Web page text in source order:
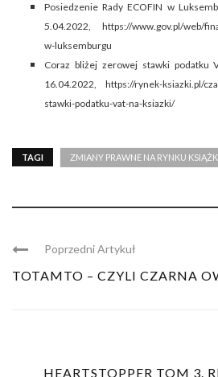
Posiedzenie Rady ECOFIN w
5.04.2022, https://www.gov.pl/web/
w-luksemburgu
Coraz bliżej zerowej stawki podatku
16.04.2022, https://rynek-ksiazki.pl/
stawki-podatku-vat-na-ksiazki/
TAGI ZMIANY PRAWNE NA RYNKU
Poprzedni Artykuł
TOTAMTO – CZYLI CZARNA
HEARTSTOPPER TOM 3.